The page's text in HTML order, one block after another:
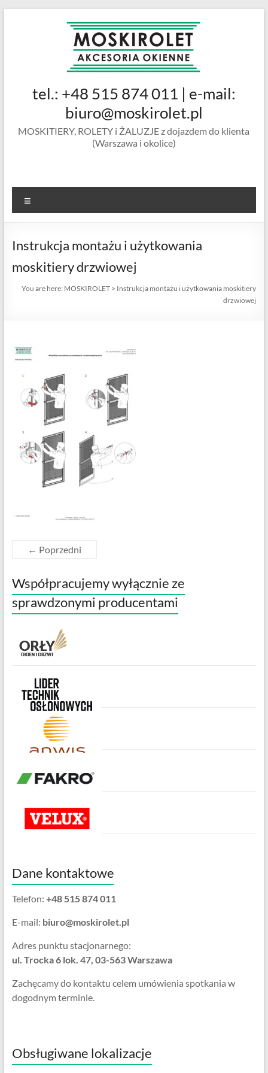
MOSKIROLET
siatki na
okienne |
ramkowe i
drzwiowe
tel.: +48 515 874 011 | e-mail:
biuro@moskirolet.pl
MOSKITIERY, ROLETY i ŻALUZJE z dojazdem do klienta
(Warszawa i okolice)
Instrukcja montażu i użytkowania
moskitiery drzwiowej
You are here: MOSKIROLET > Instrukcja montażu i użytkowania moskitiery
drzwiowej
← Poprzedni
Współpracujemy wyłącznie ze
sprawdzonymi producentami
Dane kontaktowe
Telefon: +48 515 874 011
E-mail: biuro@moskirolet.pl
Adres punktu stacjonarnego:
ul. Trocka 6 lok. 47, 03-563 Warszawa
Zachęcamy do kontaktu celem umówienia spotkania w
dogodnym terminie.
Obsługiwane lokalizacje